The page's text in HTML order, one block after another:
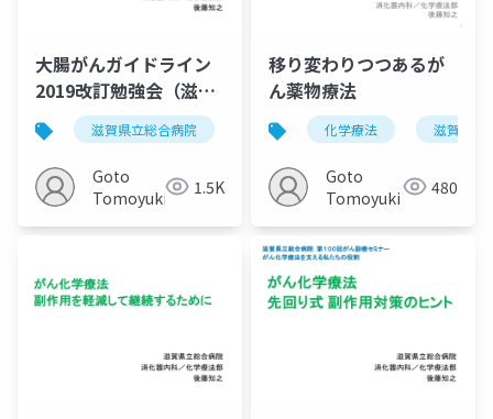
大腸がんガイドライン
2019改訂勉強会（滋賀
県立総合病院）
20190227
滋賀県立総合病院 がん薬物療法 化学療法
Goto
Tomoyuki
1.5K
移り変わりつつあるが
ん薬物療法
化学療法 滋賀県立
Goto
Tomoyuki
480